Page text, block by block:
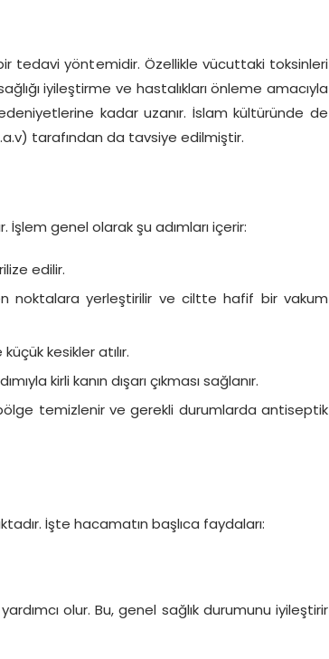
tedavi yöntemidir. Özellikle vücuttaki toksinleri
iyileştirme ve hastalıkları önleme amacıyla
kadar uzanır. İslam kültüründe de
tarafından da tavsiye edilmiştir.
İşlem genel olarak şu adımları içerir:
edilir.
noktalara yerleştirilir ve ciltte hafif bir vakum
kesikler atılır.
kirli kanın dışarı çıkması sağlanır.
temizlenir ve gerekli durumlarda antiseptik
İşte hacamatın başlıca faydaları:
olur. Bu, genel sağlık durumunu iyileştirir